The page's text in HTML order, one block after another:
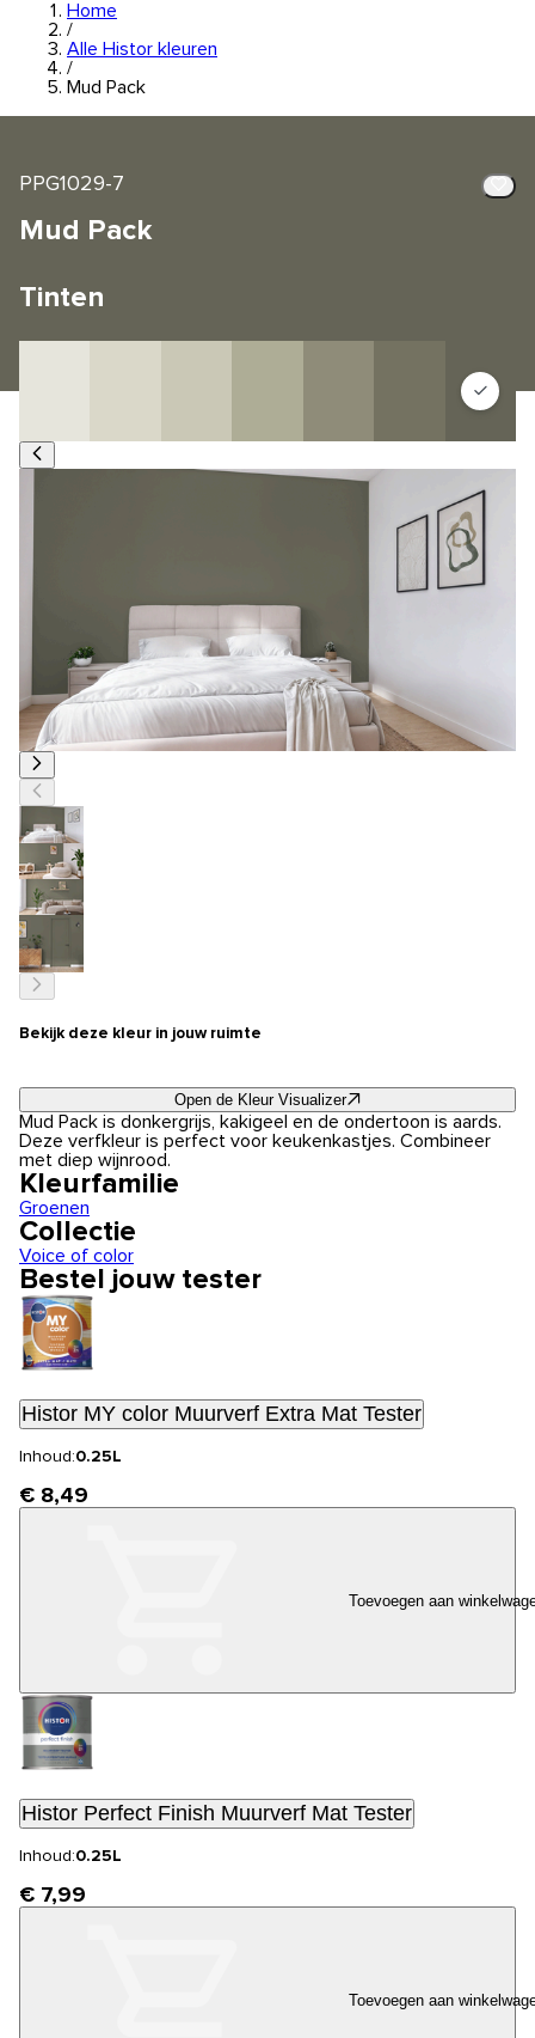
Home
/
Alle Histor kleuren
/
Mud Pack
PPG1029-7
Mud Pack
Tinten
Bekijk deze kleur in jouw ruimte
Open de Kleur Visualizer
Mud Pack is donkergrijs, kakigeel en de ondertoon is aards.
Deze verfkleur is perfect voor keukenkastjes. Combineer
met diep wijnrood.
Kleurfamilie
Groenen
Collectie
Voice of color
Bestel jouw tester
Histor MY color Muurverf Extra Mat Tester
Inhoud:0.25L
€ 8,49
Toevoegen aan
Histor Perfect Finish Muurverf Mat Tester
Inhoud:0.25L
€ 7,99
Toevoegen aan